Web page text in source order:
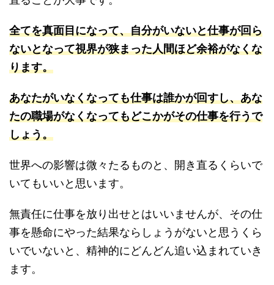
全てを真面目になって、自分がいないと仕事が回ら
ないとなって視界が狭まった人間ほど余裕がなくな
ります。
あなたがいなくなっても仕事は誰かが回すし、あな
たの職場がなくなってもどこかがその仕事を行うで
しょう。
世界への影響は微々たるものと、開き直るくらいで
いてもいいと思います。
無責任に仕事を放り出せとはいいませんが、その仕
事を懸命にやった結果ならしょうがないと思うくら
いでいないと、精神的にどんどん追い込まれていき
ます。